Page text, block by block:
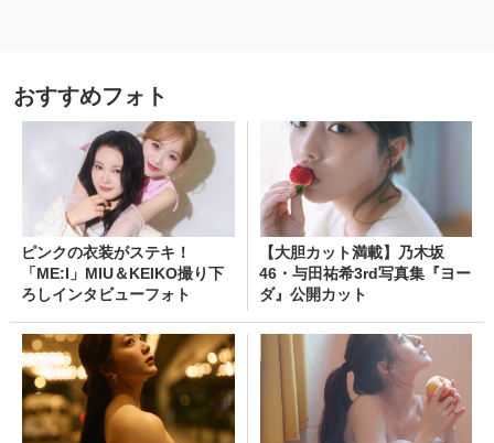
おすすめフォト
ピンクの衣装がステキ！
「ME:I」MIU＆KEIKO撮り下
ろしインタビューフォト
【大胆カット満載】乃木坂
46・与田祐希3rd写真集『ヨー
ダ』公開カット